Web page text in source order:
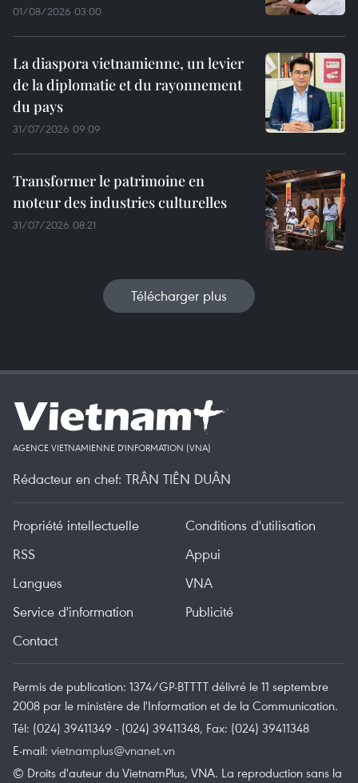
01/08/2026 03:00
La diaspora vietnamienne, un levier
de la diplomatie et du rayonnement
du pays
31/07/2026 09:09
Transformer le patrimoine en
moteur des industries culturelles
31/07/2026 08:21
Télécharger plus
AGENCE VIETNAMIENNE D'INFORMATION (VNA)
Rédacteur en chef: TRÂN TIÊN DUÂN
Propriété intellectuelle
Conditions d'utilisation
RSS
Appui
Langues
VNA
Service d'information
Publicité
Contact
Permis de publication: 1374/GP-BTTTT délivré le 11 septembre
2008 par le ministère de l'Information et de la Communication.
Tél: (024) 39411349 - (024) 39411348, Fax: (024) 39411348
E-mail: vietnamplus@vnanet.vn
© Droits d'auteur du VietnamPlus, VNA. La reproduction sans la